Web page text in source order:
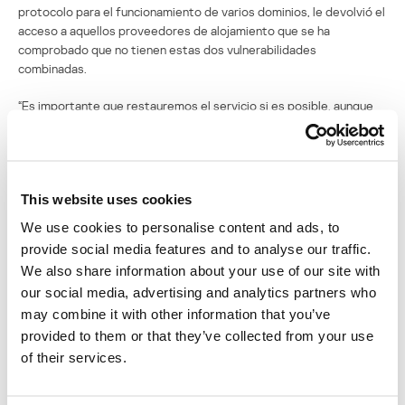
This website uses cookies
We use cookies to personalise content and ads, to
provide social media features and to analyse our traffic.
We also share information about your use of our site with
our social media, advertising and analytics partners who
may combine it with other information that you’ve
provided to them or that they’ve collected from your use
of their services.
protocolo para el funcionamiento de varios dominios, le devolvió el
acceso a aquellos proveedores de alojamiento que se ha
comprobado que no tienen estas dos vulnerabilidades
combinadas.
“Es importante que restauremos el servicio si es posible, aunque
solo lo haremos cuando no tengamos dudas de que el protocolo
TLS-SNI-01 es seguro”, dijo Let’s Encrypt en un comunicado. “Por
dominios que alojan en su infraestructura”.
Fuentes
Let’s Encrypt disables TLS-SNI-01 validationZDNet
Hackers could get certificates for domains they don’t own
Magazine UK
Let’s Encrypt plugs hole that let miscreants grab HTTPS web